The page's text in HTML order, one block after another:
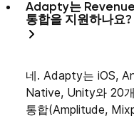
Adapty는
통합을 지원하나요?
네. Adapty는 iOS,
Native, Unity와 20
통합(Amplitude,